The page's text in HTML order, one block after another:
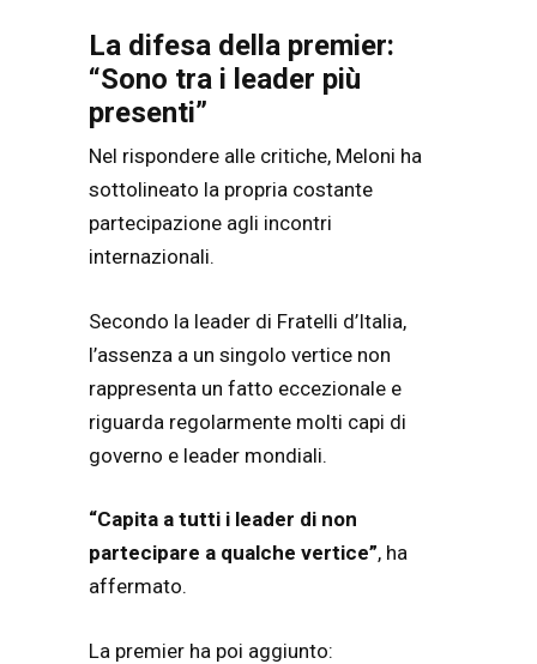
La difesa della premier:
“Sono tra i leader più
presenti”
Nel rispondere alle critiche, Meloni ha
sottolineato la propria costante
partecipazione agli incontri
internazionali.
Secondo la leader di Fratelli d’Italia,
l’assenza a un singolo vertice non
rappresenta un fatto eccezionale e
riguarda regolarmente molti capi di
governo e leader mondiali.
“Capita a tutti i leader di non
partecipare a qualche vertice”, ha
affermato.
La premier ha poi aggiunto: